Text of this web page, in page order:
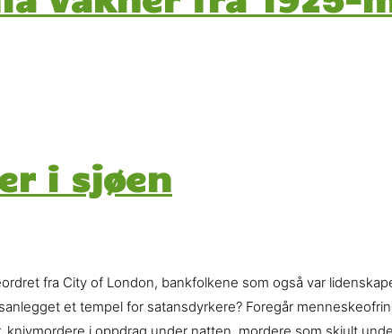
i sjøen
fra City of London, bankfolkene som også var
et tempel for satansdyrkere? Foregår